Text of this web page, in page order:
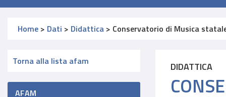
Home > Dati > Didattica > Conservatorio di Musica
Torna alla lista afam
AFAM
DIDATTICA